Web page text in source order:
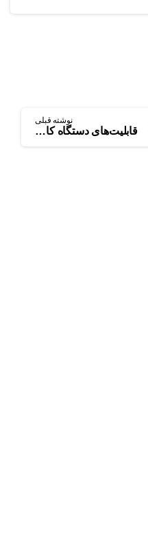
نوشته قبلی
قابلیت‌های دستگاه کارتخوان